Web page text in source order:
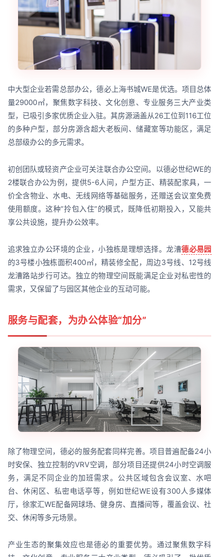
中大型企业若需总部办公，德必上海书城WE是优选。项目总体
量29000㎡，聚焦数字科技、文化创意、专业服务三大产业类
型，已吸引多家优质企业入驻。其房源涵盖从26工位到116工位
的多种户型，部分房源含超大老板间、储藏室等功能区，满足
总部级办公的多元需求。
初创团队或轻资产企业可关注联合办公空间。以德必世纪WE的
2楼联合办公为例，提供5-6人间，户型方正、精装配家具，一
价全含物业、水电、无线网络等基础服务，还赠送会议室免费
使用额度。这种“拎包入住”的模式，既降低初期投入，又能共
享公共设施，提升办公效率。
追求独立办公环境的企业，小独栋是理想选择。龙漕德必易园
的3号楼小独栋面积400㎡，精装修全配，周边3号线、12号线
龙漕路站步行可达。独立的物理空间既能满足企业对私密性的
需求，又保留了与园区其他企业的互动可能。
服务与配套，为办公体验“加分”
除了物理空间，德必的服务配套同样完善。项目普遍配备24小
时安保、独立控制的VRV空调，部分项目还提供24小时空调服
务，满足不同企业的加班需求。公共区域包含会议室、水吧
台、休闲区、私密电话亭等，例如世纪WE设有300人多媒体
厅，徐家汇WE配备网球场、健身房、直播间等，覆盖会议、社
交、休闲等多元场景。
产业生态的聚集效应也是德必的重要优势。通过聚焦数字科